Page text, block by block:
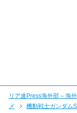
リア速Press海外部 – 海
メ
機動戦士ガンダム